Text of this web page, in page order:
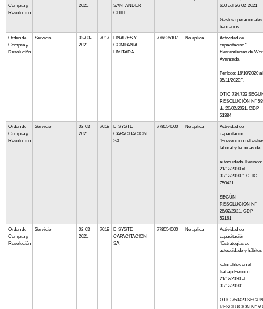
Compra y
Resolución
2021
SANTANDER
CHILE
600 del 26-02-2021
Gastos operacionales
bancarios
Orden de
Compra y
Resolución
Servicio
02-03-
2021
7017
LINARES Y
COMPAÑIA
LIMITADA
776825107 No aplica
Actividad de
capacitación "
Herramientas de
Avanzado.
Período: 16/10/2020 al
05/11/2020.".
OTIC 734.733
RESOLUCIÓN N°
de 26/02/2021. CDP
51384
Orden de
Compra y
Resolución
Servicio
02-03-
2021
7018
E-SYSTE
CAPACITACION
SA
778054000 No aplica
Actividad de
capacitación
"Prevención del
laboral y técnicas de
autocuidado. Período:
21/12/2020 al
30/12/2020 ". OTIC
750421
SEGÚN
RESOLUCIÓN N°
26/02/2021. CDP
52161
Orden de
Compra y
Resolución
Servicio
02-03-
2021
7019
E-SYSTE
CAPACITACION
SA
778054000 No aplica
Actividad de
capacitación
"Estrategias de
autocuidado y hábitos
saludables en el
trabajo Período:
21/12/2020 al
30/12/2020".
OTIC 750423 SEGUN
RESOLUCIÓN N°